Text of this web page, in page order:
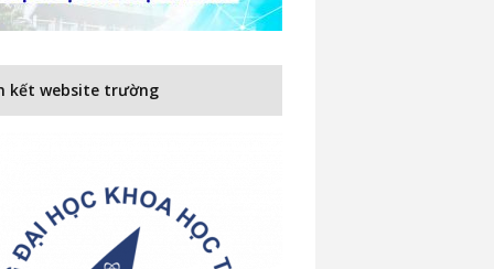
kết website trường